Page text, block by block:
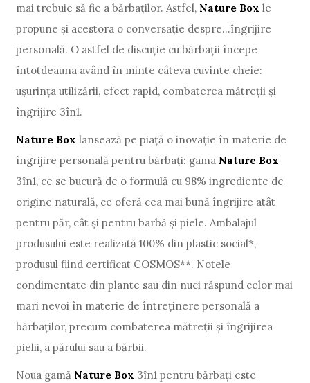
mai trebuie să fie a bărbaților. Astfel, Nature Box le
propune și acestora o conversație despre...îngrijire
personală. O astfel de discuție cu bărbații începe
întotdeauna având în minte câteva cuvinte cheie:
ușurința utilizării, efect rapid, combaterea mătreții și
îngrijire 3în1.
Nature Box lansează pe piață o inovație în materie de
îngrijire personală pentru bărbați: gama Nature Box
3în1, ce se bucură de o formulă cu 98% ingrediente de
origine naturală, ce oferă cea mai bună îngrijire atât
pentru păr, cât și pentru barbă și piele. Ambalajul
produsului este realizată 100% din plastic social*,
produsul fiind certificat COSMOS**. Notele
condimentate din plante sau din nuci răspund celor mai
mari nevoi în materie de întreținere personală a
bărbaților, precum combaterea mătreții și îngrijirea
pielii, a părului sau a bărbii.
Noua gamă Nature Box 3în1 pentru bărbați este